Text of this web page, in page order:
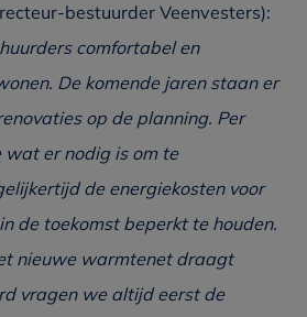
bestuurder Veenvesters):
comfortabel en
De komende jaren staan er
op de planning. Per
er nodig is om te
de energiekosten voor
de toekomst beperkt te houden.
nieuwe warmtenet draagt
vragen we altijd eerst de